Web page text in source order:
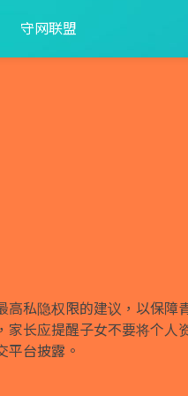
守网联盟
高私隐权限的建议，以保障
家长应提醒子女不要将个人
平台披露。